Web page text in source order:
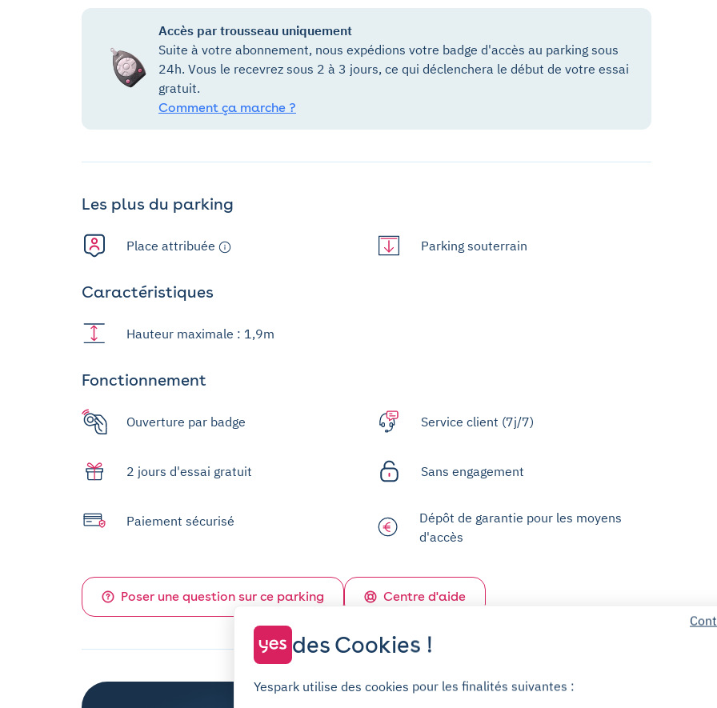
Accès par trousseau uniquement
Suite à votre abonnement, nous expédions votre badge d'accès au parking sous
24h. Vous le recevrez sous 2 à 3 jours, ce qui déclenchera le début de votre essai
gratuit.
Comment ça marche ?
Les plus du parking
Place attribuée Parking souterrain
Caractéristiques
Hauteur maximale : 1,9m
Fonctionnement
Ouverture par badge Service client (7j/7)
2 jours d'essai gratuit Sans engagement
Paiement sécurisé
Dépôt de garantie pour les moyens
d'accès
Poser une question sur ce parking Centre d'aide
des Cookies !
Yespark utilise des cookies pour les finalités suivantes :